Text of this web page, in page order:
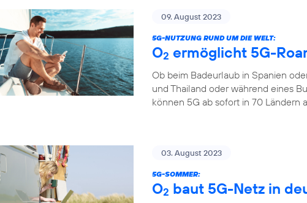
09. August 2023
5G-NUTZUNG RUND UM DIE WELT:
O2 ermöglicht 5G-
Ob beim Badeurlaub in Spanien
und Thailand oder während eines
können 5G ab sofort in 70 Ländern
03. August 2023
5G-SOMMER:
O2 baut 5G-Netz in